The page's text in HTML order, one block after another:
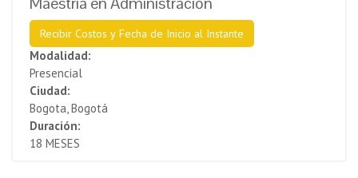
Recibir Costos y Fecha de Inicio al Instante
Modalidad:
Presencial
Ciudad:
Bogota, Bogotá
Duración:
18 MESES